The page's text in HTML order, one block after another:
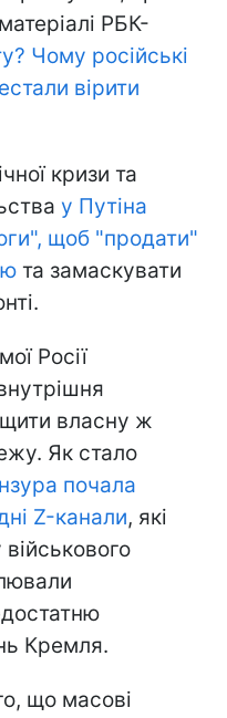
РБК-
Чому російські
вірити
кризи та
у Путіна
щоб "продати"
та замаскувати
Росії
власну ж
Як стало
почала
Z-канали, які
Кремля.
що масові